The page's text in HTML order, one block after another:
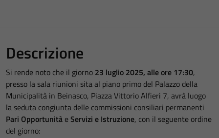
Descrizione
Si rende noto che il giorno 23 luglio 2025, alle ore 17:30,
presso la sala riunioni sita al piano primo del Palazzo della
Municipalità in Beinasco, Piazza Vittorio Alfieri 7, avrà luogo
la seduta congiunta delle commissioni consiliari permanenti
Pari Opportunità eServizi e Istruzione, con il seguente ordine
del giorno: